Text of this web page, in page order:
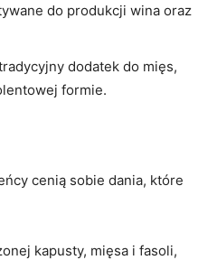
do produkcji wina oraz
dodatek do mięs,
formie.
cenią sobie dania, które
kapusty, mięsa i fasoli,